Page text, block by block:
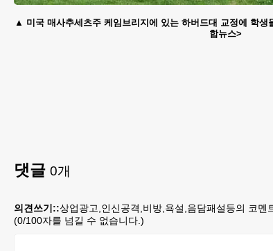
미국 매사추세츠주 케임브리지에 있는 하버드대 교정에 학
합뉴스>
댓글 0개
의견쓰기::상업광고,인신공격,비방,욕설,음담패설등의 코멘
(0/100자를 넘길 수 없습니다.)